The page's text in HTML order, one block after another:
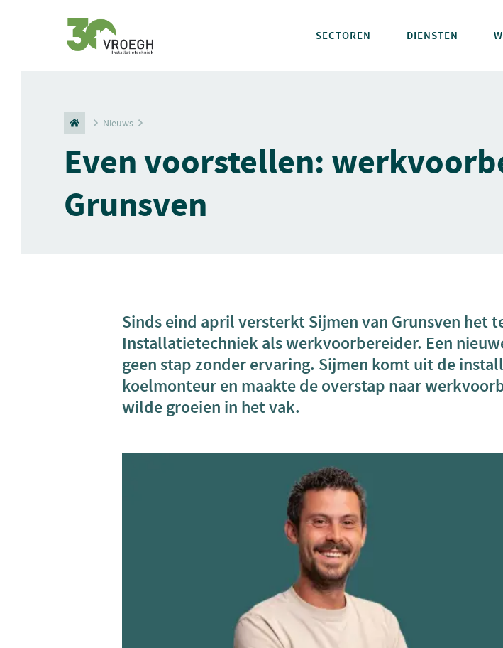
SECTOREN DIENSTEN
Nieuws
Even voorstellen:
Grunsven
Sinds eind april versterkt Sijmen van Grunsven het
Installatietechniek als werkvoorbereider. Een
geen stap zonder ervaring. Sijmen komt uit de
koelmonteur en maakte de overstap naar
wilde groeien in het vak.